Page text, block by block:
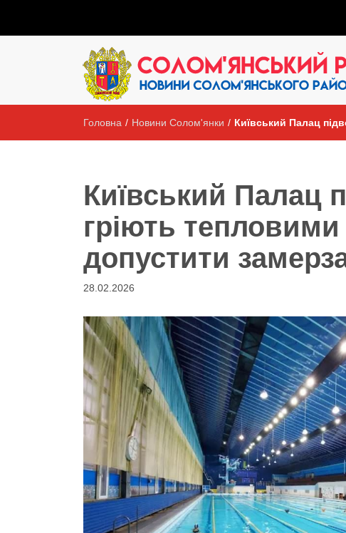
Головна / Новини Солом'янки / Київський Палац
Київський Палац
гріють
допустити
28.02.2026